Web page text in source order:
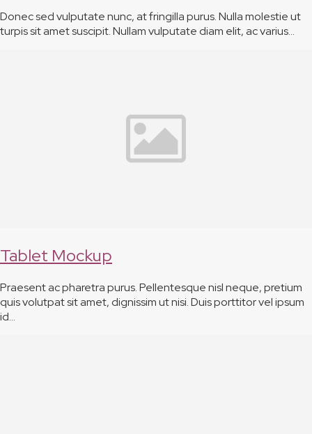
Donec sed vulputate nunc, at fringilla purus. Nulla molestie ut
turpis sit amet suscipit. Nullam vulputate diam elit, ac varius…
Tablet Mockup
Praesent ac pharetra purus. Pellentesque nisl neque, pretium
quis volutpat sit amet, dignissim ut nisi. Duis porttitor vel ipsum
id…